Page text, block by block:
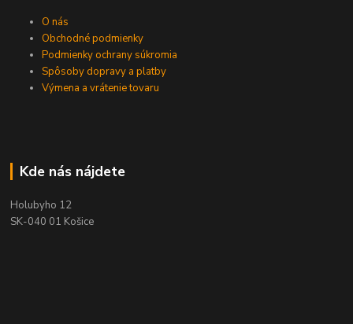
O nás
Obchodné podmienky
Podmienky ochrany súkromia
Spôsoby dopravy a platby
Výmena a vrátenie tovaru
Kde nás nájdete
Holubyho 12
SK-040 01 Košice